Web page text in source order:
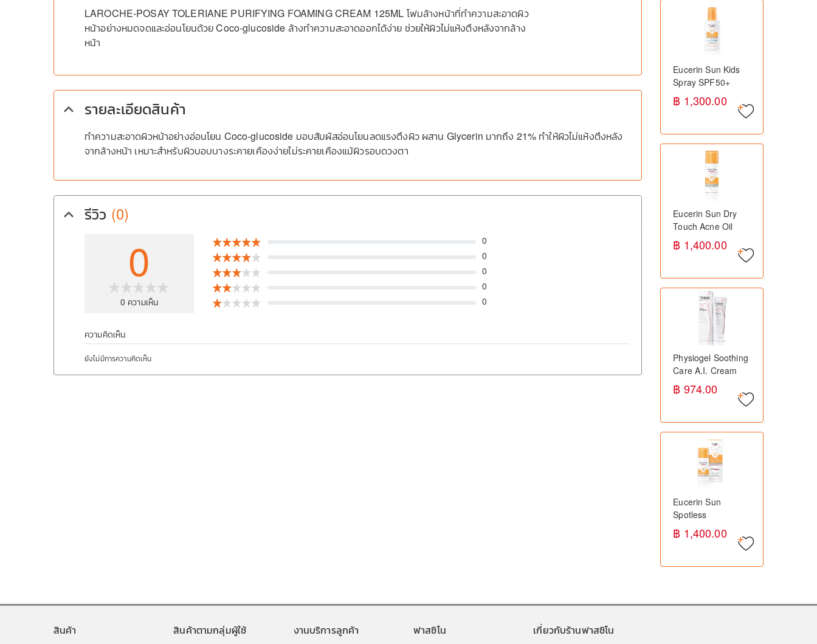
LAROCHE-POSAY TOLERIANE PURIFYING FOAMING CREAM 125ML โฟมล้างหน้าที่ทำความสะอาดผิว
หน้าอย่างหมดจดและอ่อนโยนด้วย Coco-glucoside ล้างทำความสะอาดออกได้ง่าย ช่วยให้ผิวไม่แห้งตึงหลังจากล้าง
หน้า
รายละเอียดสินค้า
keyboard_arrow_up
ทำความสะอาดผิวหน้าอย่างอ่อนโยน Coco-glucoside มอบสัมผัสอ่อนโยนลดแรงตึงผิว ผสาน Glycerin มากถึง 21% ทำให้ผิวไม่แห้งตึงหลัง
จากล้างหน้า เหมาะสำหรับผิวบอบบางระคายเคืองง่ายไม่ระคายเคืองแม้ผิวรอบดวงตา
รีวิว (0)
keyboard_arrow_up
0
0 ความเห็น
0
0
0
0
0
ความคิดเห็น
ยังไม่มีการความคิดเห็น
Eucerin Sun Kids
Spray SPF50+
200ml ยูเซอริน ส
เปรย์กันแดดสำหรับ
เด็ก SPF50+ ปกป้อง
ผิวจากแสงแดด
฿ 1,300.00
Eucerin Sun Dry
Touch Acne Oil
Control SPF50+
50ml ยูเซอริน กันแดด
ง่าย
฿ 1,400.00
Physiogel Soothing
Care A.I. Cream
50ml ฟิสิโอเจล ครีม
บำรุงผิว สำหรับผิวแพ้
เคือง
฿ 974.00
Eucerin Sun
Spotless
Brightening Serum
SPF50+ 50ml ยูเซอ
จุดด่างดำ
฿ 1,400.00
สินค้า สินค้าตามกลุ่มผู้ใช้ งานบริการลูกค้า ฟาสซิโน เกี่ยวกับร้านฟาสซิโน